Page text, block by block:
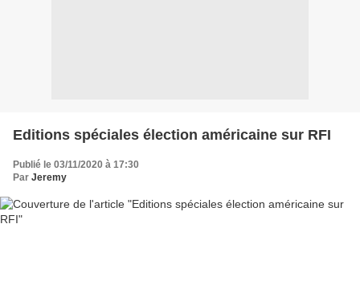
Editions spéciales élection américaine sur RFI
Publié le 03/11/2020 à 17:30
Par Jeremy